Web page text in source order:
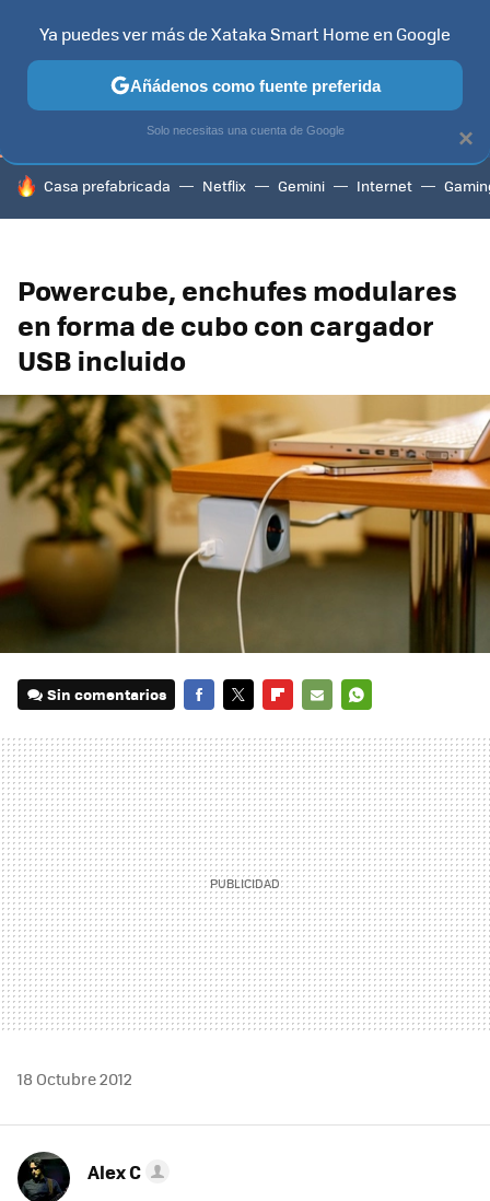
TELEVISORES CONTENIDOS SMART TV SELECCIÓN
HOY SE HABLA DE
Casa prefabricada Netflix Gemini Internet
Powercube, enchufes modulares
en forma de cubo con cargador
USB incluido
Sin comentarios
MAIL
18 Octubre 2012
Alex C
×
Ya puedes ver más de Xataka Smart Home en Google
Añádenos como fuente preferida
Solo necesitas una cuenta de Google